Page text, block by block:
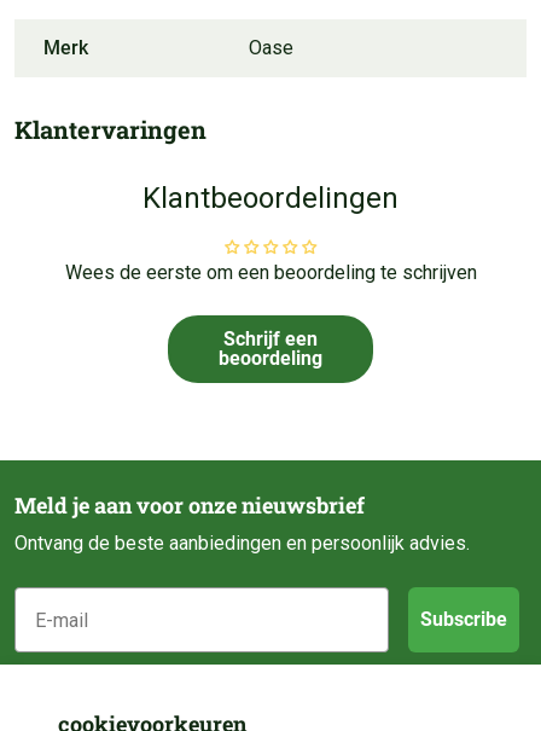
Merk Oase
Klantervaringen
Klantbeoordelingen
Wees de eerste om een beoordeling te schrijven
Schrijf een
beoordeling
Meld je aan voor onze nieuwsbrief
Ontvang de beste aanbiedingen en persoonlijk advies.
E-mail
Subscribe
Klantenservice
cookievoorkeuren